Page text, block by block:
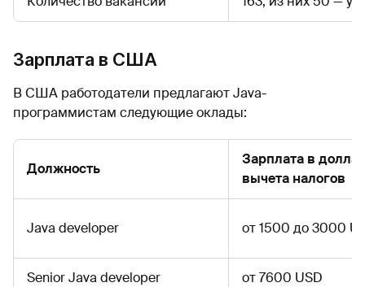
Зарплата в США
В США работодатели предлагают Java-
программистам следующие оклады:
Должность
Зарплата в
вычета налогов
Java developer от 1500 до 3000
Senior Java developer от 7600 USD